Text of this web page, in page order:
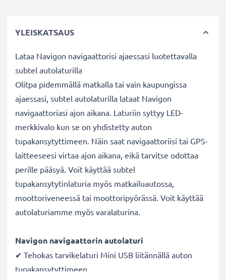
YLEISKATSAUS
Lataa Navigon navigaattorisi ajaessasi luotettavalla
subtel autolaturilla
Olitpa pidemmällä matkalla tai vain kaupungissa
ajaessasi, subtel autolaturilla lataat Navigon
navigaattoriasi ajon aikana. Laturiin syttyy LED-
merkkivalo kun se on yhdistetty auton
tupakansytyttimeen. Näin saat navigaattoriisi tai GPS-
laitteeseesi virtaa ajon aikana, eikä tarvitse odottaa
perille pääsyä. Voit käyttää subtel
tupakansytytinlaturia myös matkailuautossa,
moottoriveneessä tai moottoripyörässä. Voit käyttää
autolaturiamme myös varalaturina.
Navigon navigaattorin autolaturi
✔ Tehokas tarvikelaturi Mini USB liitännällä auton
tupakansytyttimeen